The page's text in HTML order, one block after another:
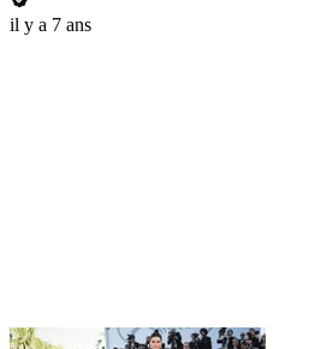
il y a 7 ans